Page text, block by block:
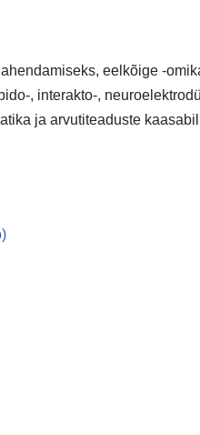
eelkõige -
, interakto-,
ja arvutiteaduste